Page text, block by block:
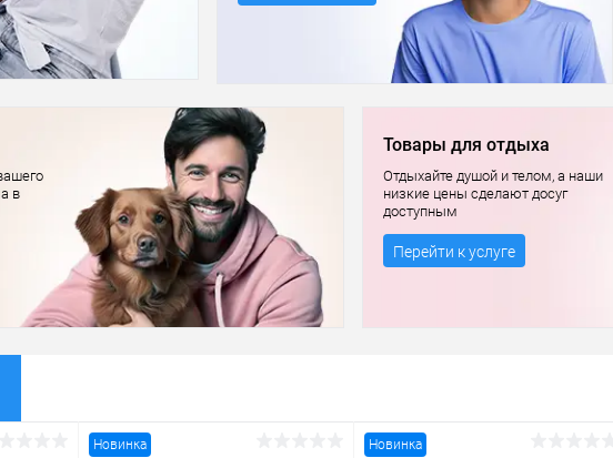
в
Товары для отдыха
Отдыхайте душой и телом, а наши
низкие цены сделают досуг
доступным
Перейти к услуге
Новинка Новинка